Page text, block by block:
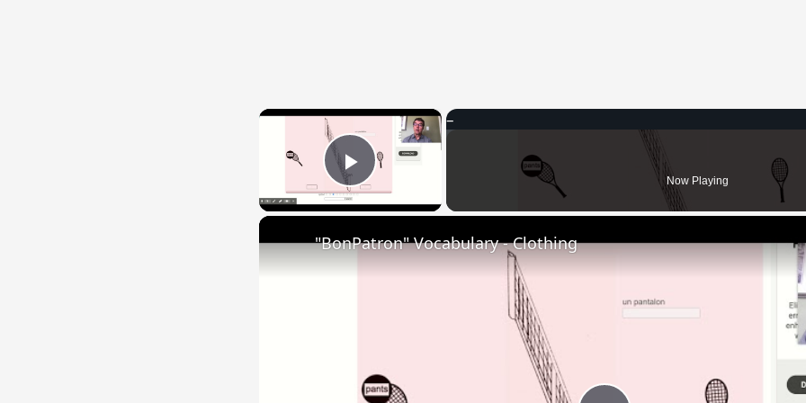
×
Play Video Now Playing
"BonPatron" Vocabulary - Clothing